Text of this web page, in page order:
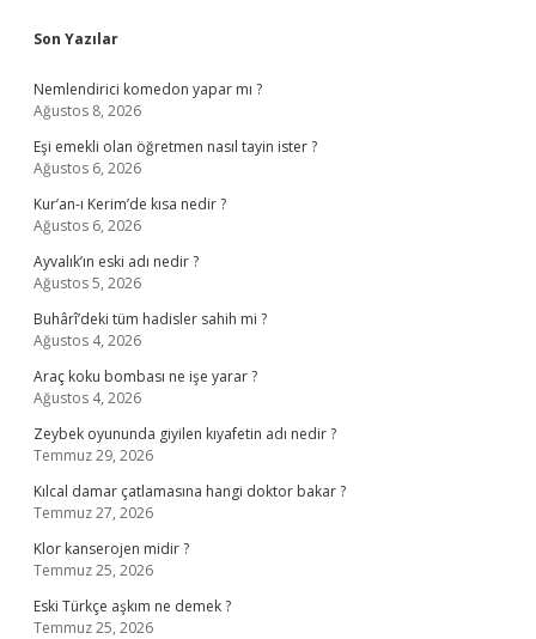
Sidebar
Son Yazılar
Nemlendirici komedon yapar mı ?
Ağustos 8, 2026
Eşi emekli olan öğretmen nasıl tayin ister ?
Ağustos 6, 2026
Kur’an-ı Kerim’de kısa nedir ?
Ağustos 6, 2026
Ayvalık’ın eski adı nedir ?
Ağustos 5, 2026
Buhârî’deki tüm hadisler sahih mi ?
Ağustos 4, 2026
Araç koku bombası ne işe yarar ?
Ağustos 4, 2026
Zeybek oyununda giyilen kıyafetin adı nedir ?
Temmuz 29, 2026
Kılcal damar çatlamasına hangi doktor bakar ?
Temmuz 27, 2026
Klor kanserojen midir ?
Temmuz 25, 2026
Eski Türkçe aşkım ne demek ?
Temmuz 25, 2026